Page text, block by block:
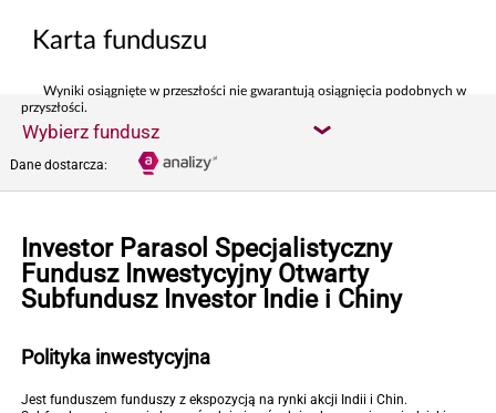
Karta funduszu
Wyniki osiągnięte w przeszłości nie gwarantują osiągnięcia podobnych w
przyszłości.
Wybierz fundusz
Dane dostarcza:
Investor Parasol Specjalistyczny
Fundusz Inwestycyjny Otwarty
Subfundusz Investor Indie i Chiny
Polityka inwestycyjna
Jest funduszem funduszy z ekspozycją na rynki akcji Indii i Chin.